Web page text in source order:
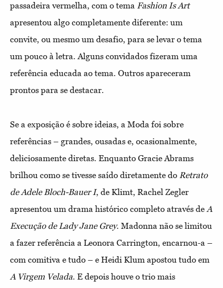
passadeira vermelha, com o tema Fashion Is Art
apresentou algo completamente diferente: um
convite, ou mesmo um desafio, para se levar o tema
um pouco à letra. Alguns convidados fizeram uma
referência educada ao tema. Outros apareceram
prontos para se destacar.
Se a exposição é sobre ideias, a Moda foi sobre
referências – grandes, ousadas e, ocasionalmente,
deliciosamente diretas. Enquanto Gracie Abrams
brilhou como se tivesse saído diretamente do Retrato
de Adele Bloch-Bauer I, de Klimt, Rachel Zegler
apresentou um drama histórico completo através deA
Execução de Lady Jane Grey. Madonna não se limitou
a fazer referência a Leonora Carrington, encarnou-a –
com comitiva e tudo – e Heidi Klum apostou tudo em
A Virgem Velada. E depois houve o trio mais